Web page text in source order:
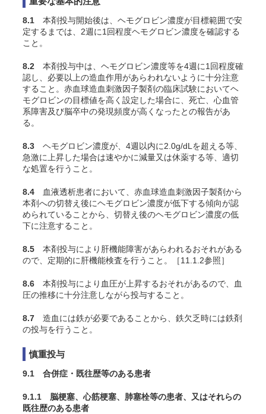
8.1 本剤投与開始後は、ヘモグロビン濃度が目標範囲で安
定するまでは、2週に1回程度ヘモグロビン濃度を確認する
こと。
8.2 本剤投与中は、ヘモグロビン濃度等を4週に1回程度確
認し、必要以上の造血作用があらわれないように十分注意
すること。赤血球造血刺激因子製剤の臨床試験においてヘ
モグロビンの目標値を高く設定した場合に、死亡、心血管
系障害及び脳卒中の発現頻度が高くなったとの報告があ
る 。
8.3 ヘモグロビン濃度が、4週以内に2.0g/dLを超える等、
急激に上昇した場合は速やかに減量又は休薬する等、適切
な処置を行うこと。
8.4 血液透析患者において、赤血球造血刺激因子製剤から
本剤への切替え後にヘモグロビン濃度が低下する傾向が認
められていることから、切替え後のヘモグロビン濃度の低
下に注意すること。
8.5 本剤投与により肝機能障害があらわれるおそれがある
ので、定期的に肝機能検査を行うこと。［11.1.2参照］
8.6 本剤投与により血圧が上昇するおそれがあるので、血
圧の推移に十分注意しながら投与すること。
8.7 造血には鉄が必要であることから、鉄欠乏時には鉄剤
の投与を行うこと。
慎重投与
9.1 合併症・既往歴等のある患者
9.1.1 脳梗塞、心筋梗塞、肺塞栓等の患者、又はそれらの
既往歴のある患者